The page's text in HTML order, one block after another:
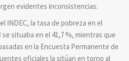
evidentes inconsistencias.
INDEC, la tasa de pobreza en el
situaba en el 41,7 %, mientras que
en la Encuesta Permanente de
oficiales la sitúan en torno al